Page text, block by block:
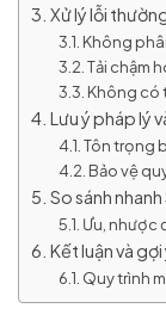
Xử lý lỗi
Không
Tải chậm
Không có
Lưu ý pháp lý
Tôn trọng
Bảo vệ
So sánh
Ưu, nhược
Kết luận và
Quy trình